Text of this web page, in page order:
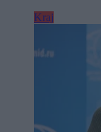
Kraj